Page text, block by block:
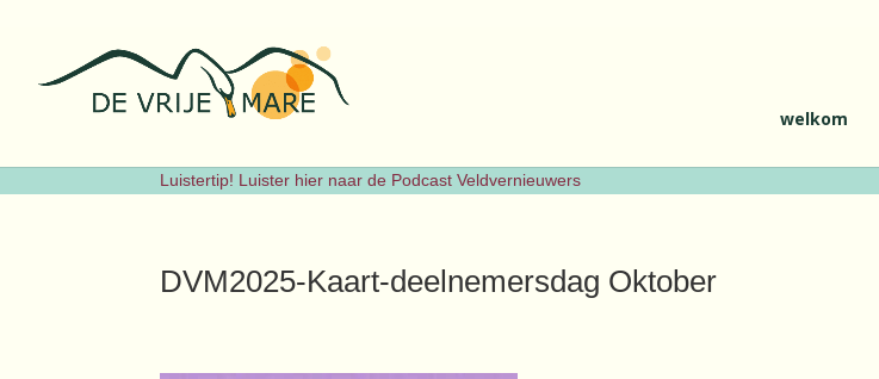
Luistertip! Luister hier naar de Podcast Veldvernieuwers
welkom
DVM2025-Kaart-deelnemersdag Oktober